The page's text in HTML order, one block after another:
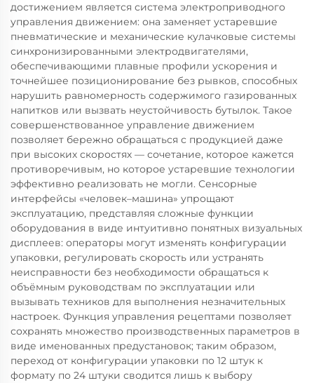
достижением является система электроприводного
управления движением: она заменяет устаревшие
пневматические и механические кулачковые системы
синхронизированными электродвигателями,
обеспечивающими плавные профили ускорения и
точнейшее позиционирование без рывков, способных
нарушить равномерность содержимого газированных
напитков или вызвать неустойчивость бутылок. Такое
совершенствованное управление движением
позволяет бережно обращаться с продукцией даже
при высоких скоростях — сочетание, которое кажется
противоречивым, но которое устаревшие технологии
эффективно реализовать не могли. Сенсорные
интерфейсы «человек–машина» упрощают
эксплуатацию, представляя сложные функции
оборудования в виде интуитивно понятных визуальных
дисплеев: операторы могут изменять конфигурации
упаковки, регулировать скорость или устранять
неисправности без необходимости обращаться к
объёмным руководствам по эксплуатации или
вызывать техников для выполнения незначительных
настроек. Функция управления рецептами позволяет
сохранять множество производственных параметров в
виде именованных предустановок; таким образом,
переход от конфигурации упаковки по 12 штук к
формату по 24 штуки сводится лишь к выбору